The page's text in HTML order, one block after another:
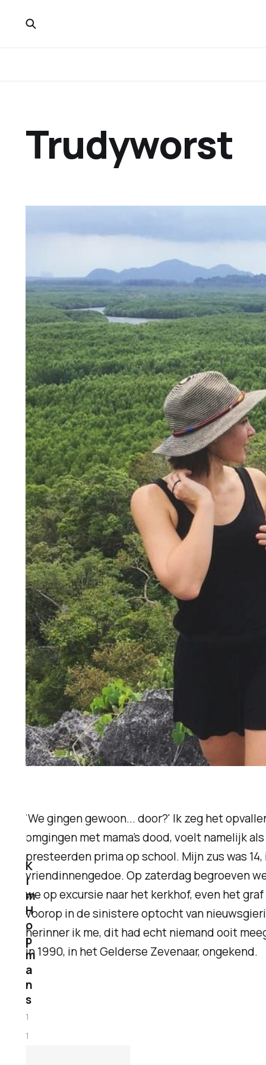
Trudyworst
'We gingen gewoon... door?' Ik zeg het
omgingen met mama’s dood, voelt namelijk
presteerden prima op school. Mijn zus was
vriendinnengedoe. Op zaterdag begroeven
we op excursie naar het kerkhof, even het
voorop in de sinistere optocht van
herinner ik me, dit had echt niemand ooit
in 1990, in het Gelderse Zevenaar, ongekend.
K
i
m
H
o
p
m
a
n
s
1
1